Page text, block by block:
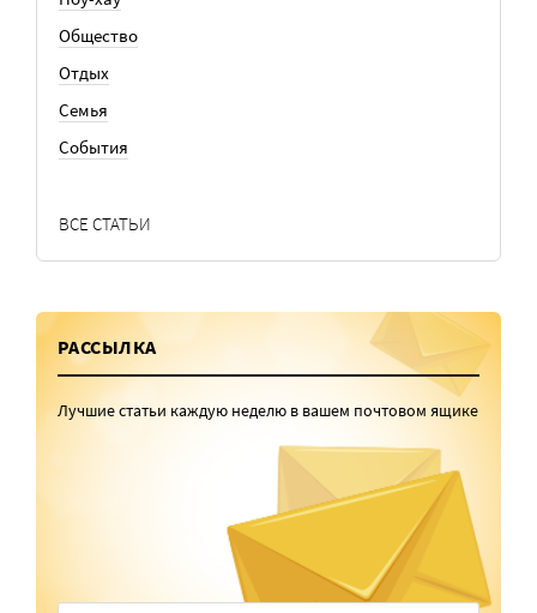
Общество
Отдых
Семья
События
ВСЕ СТАТЬИ
РАССЫЛКА
Лучшие статьи каждую неделю в вашем почтовом ящике